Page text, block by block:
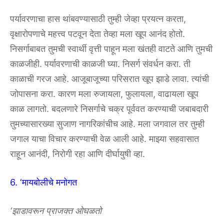
पर्यावरणाचा हास थांबवण्यासाठी तुम्ही जेव्हा प्रयत्न करता,
वृक्षारोपणाचे महत्त्व पटवून देता तेव्हा मला खूप आनंद होतो.
निसर्गाबाबत तुमची स्वार्थी वृत्ती पाहून मला खंतही वाटते आणि तुमची
काळजीही. पर्यावरणाची काळजी घ्या. निसर्ग संवर्धन करा. ती
काळाची गरज आहे. आजूबाजूच्या परिसरात खूप झाडे लावा. त्यांची
जोपासना करा. कारण मला रुजायला, फुलायला, वाढायला खूप
काळ लागतो. बदलणारे निसर्गाचे चक्र पूर्ववत करण्याची जबाबदारी
तुमच्यासारख्या सुजाण नागरिकांचीच आहे. मला जगवाल तर तुम्ही
जगाल याचा विचार करण्याची वेळ आली आहे. माझ्या सहवासात
राहून आनंदी, निरोगी रहा आणि दीर्घायुषी व्हा.
6. ‘मायबोलीचे मनोगत
‘झाडावरून प्राजक्त ओघळतो